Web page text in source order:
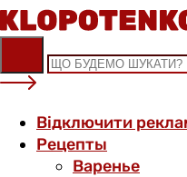
Skip
to
content
Відключити
Рецепты
Варенье